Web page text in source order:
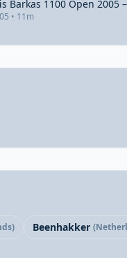
• 11m
Beenhakker